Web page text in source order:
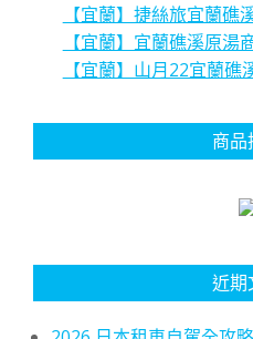
【宜蘭】捷絲旅宜蘭礁
【宜蘭】宜蘭礁溪原
【宜蘭】山月22宜蘭
商品
近期